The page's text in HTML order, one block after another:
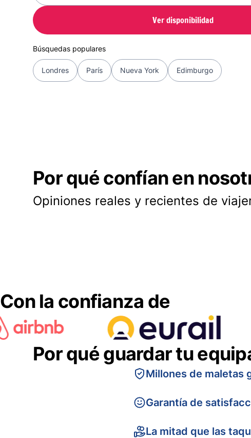
Ver disponibilidad
Búsquedas populares
Londres París Nueva York Edimburgo
Por qué confían en
Opiniones reales y recientes de
Con la confianza de
Por qué guardar tu
Millones de maletas
Garantía de
La mitad que las